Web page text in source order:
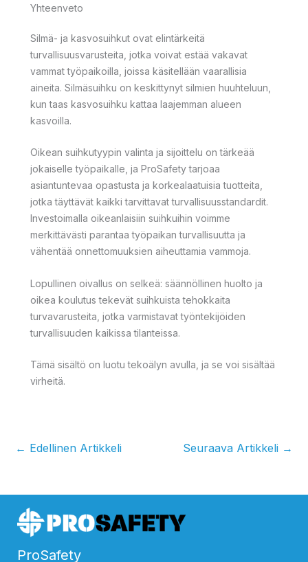
Yhteenveto
Silmä- ja kasvosuihkut ovat elintärkeitä
turvallisuusvarusteita, jotka voivat estää vakavat
vammat työpaikoilla, joissa käsitellään vaarallisia
aineita. Silmäsuihku on keskittynyt silmien huuhteluun,
kun taas kasvosuihku kattaa laajemman alueen
kasvoilla.
Oikean suihkutyypin valinta ja sijoittelu on tärkeää
jokaiselle työpaikalle, ja ProSafety tarjoaa
asiantuntevaa opastusta ja korkealaatuisia tuotteita,
jotka täyttävät kaikki tarvittavat turvallisuusstandardit.
Investoimalla oikeanlaisiin suihkuihin voimme
merkittävästi parantaa työpaikan turvallisuutta ja
vähentää onnettomuuksien aiheuttamia vammoja.
Lopullinen oivallus on selkeä: säännöllinen huolto ja
oikea koulutus tekevät suihkuista tehokkaita
turvavarusteita, jotka varmistavat työntekijöiden
turvallisuuden kaikissa tilanteissa.
Tämä sisältö on luotu tekoälyn avulla, ja se voi sisältää
virheitä.
← Edellinen Artikkeli Seuraava Artikkeli →
ProSafety